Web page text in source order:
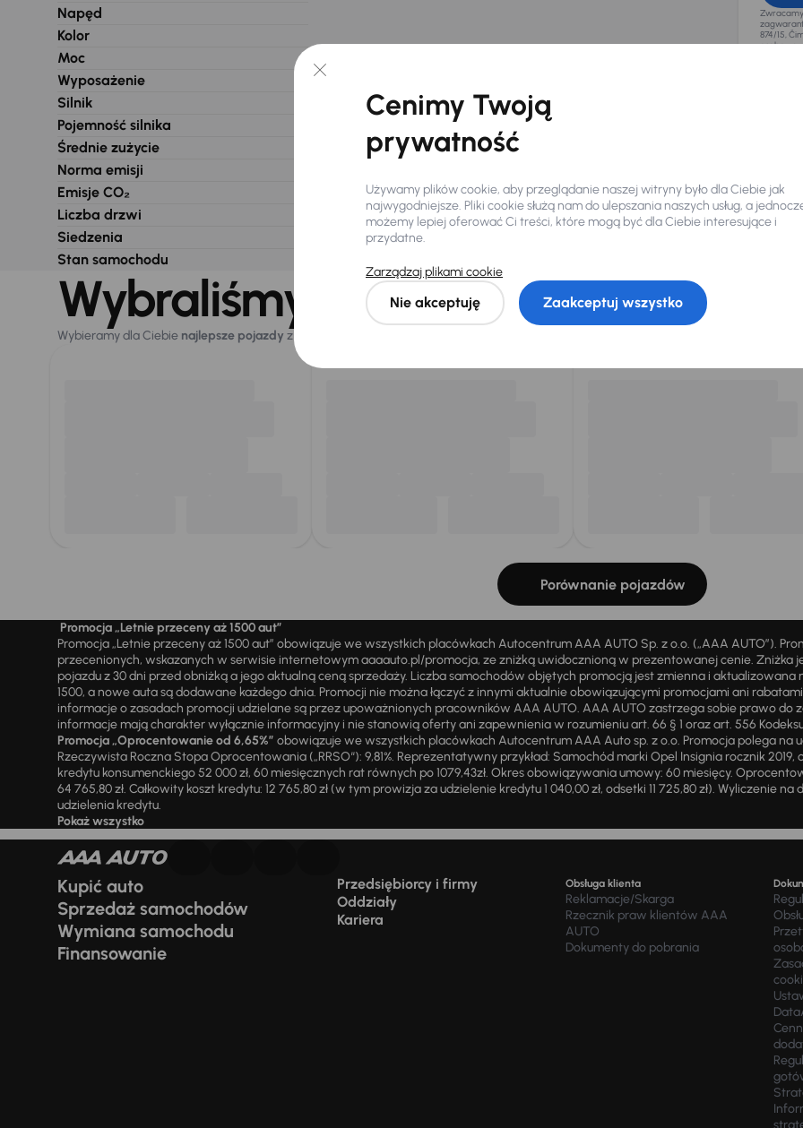
Napęd
Kolor
Moc
Wyposażenie
Silnik
Pojemność silnika
Średnie zużycie
Norma emisji
Emisje CO₂
Liczba drzwi
Siedzenia
Stan samochodu
874/15,
osobowe
Wybraliśmy dla Ciebie
Wybieramy dla Ciebie najlepsze pojazdy z naszej oferty. Kupimy dla Ciebie
Porównanie pojazdów
Promocja „Letnie przeceny aż 1500 aut”
Promocja „Letnie przeceny aż 1500 aut” obowiązuje we wszystkich placówkach Autocentrum AAA AUTO Sp. z o.o. („AAA AUTO”).
przecenionych, wskazanych w serwisie internetowym aaaauto.pl/promocja, ze zniżką uwidocznioną w prezentowanej cenie. Zniżka
pojazdu z 30 dni przed obniżką a jego aktualną ceną sprzedaży. Liczba samochodów objętych promocją jest zmienna i
1500, a nowe auta są dodawane każdego dnia. Promocji nie można łączyć z innymi aktualnie obowiązującymi promocjami ani
informacje o zasadach promocji udzielane są przez upoważnionych pracowników AAA AUTO. AAA AUTO zastrzega sobie prawo
informacje mają charakter wyłącznie informacyjny i nie stanowią oferty ani zapewnienia w rozumieniu art. 66 § 1 oraz art. 556
Promocja „Oprocentowanie od 6,65%” obowiązuje we wszystkich placówkach Autocentrum AAA Auto sp. z o.o. Promocja polega na
Rzeczywista Roczna Stopa Oprocentowania („RRSO“): 9,81%. Reprezentatywny przykład: Samochód marki Opel Insignia rocznik 2019,
kredytu konsumenckiego 52 000 zł, 60 miesięcznych rat równych po 1079,43zł. Okres obowiązywania umowy: 60 miesięcy.
64 765,80 zł. Całkowity koszt kredytu: 12 765,80 zł (w tym prowizja za udzielenie kredytu 1 040,00 zł, odsetki 11 725,80 zł). Wyliczenie
udzielenia kredytu.
Pokaż wszystko
Kupić auto
Sprzedaż samochodów
Wymiana samochodu
Finansowanie
Przedsiębiorcy i firmy
Oddziały
Kariera
Obsługa klienta
Reklamacje/Skarga
Rzecznik praw klientów AAA
AUTO
Dokumenty do pobrania
Cenimy Twoją
prywatność
Używamy plików cookie, aby przeglądanie naszej witryny było dla Ciebie jak
najwygodniejsze. Pliki cookie służą nam do ulepszania naszych usług, a
możemy lepiej oferować Ci treści, które mogą być dla Ciebie interesujące i
przydatne.
Zarządzaj plikami cookie
Nie akceptuję Zaakceptuj wszystko